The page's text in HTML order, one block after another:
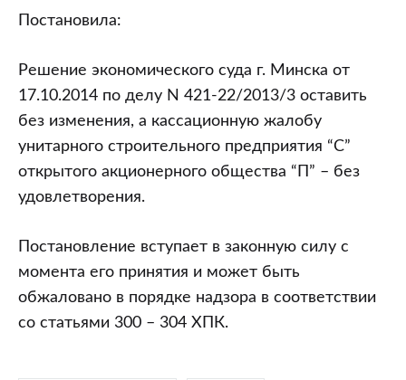
Постановила:
Решение экономического суда г. Минска от
17.10.2014 по делу N 421-22/2013/3 оставить
без изменения, а кассационную жалобу
унитарного строительного предприятия “С”
открытого акционерного общества “П” – без
удовлетворения.
Постановление вступает в законную силу с
момента его принятия и может быть
обжаловано в порядке надзора в соответствии
со статьями 300 – 304 ХПК.